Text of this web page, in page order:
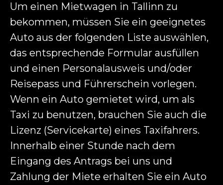
Um einen Mietwagen in Tallinn zu
bekommen, müssen Sie ein geeignetes
Auto aus der folgenden Liste auswählen,
das entsprechende Formular ausfüllen
und einen Personalausweis und/oder
Reisepass und Führerschein vorlegen.
Wenn ein Auto gemietet wird, um als
Taxi zu benutzen, brauchen Sie auch die
Lizenz (Servicekarte) eines Taxifahrers.
Innerhalb einer Stunde nach dem
Eingang des Antrags bei uns und
Zahlung der Miete erhalten Sie ein Auto